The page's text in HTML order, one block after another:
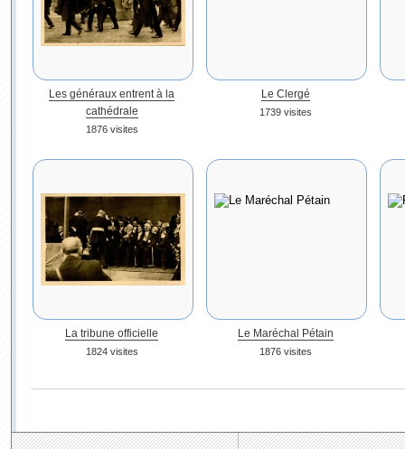
Les généraux entrent à la
cathédrale
1876 visites
Le Clergé
1739 visites
La tribune officielle
1824 visites
Le Maréchal Pétain
1876 visites